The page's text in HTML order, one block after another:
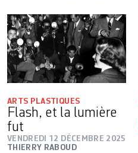
ARTS PLASTIQUES
Flash, et la lumière
fut
VENDREDI 12 DÉCEMBRE 2025
THIERRY RABOUD